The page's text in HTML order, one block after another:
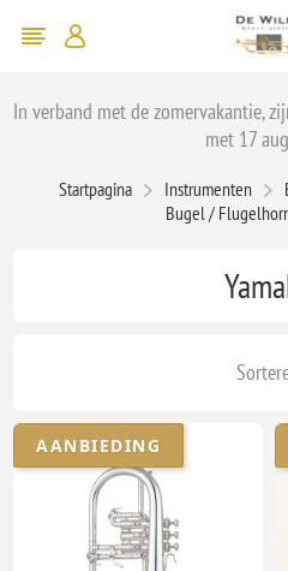
In verband met de zomervakantie,
met 17
Startpagina Instrumenten
Bugel /
AANBIEDING